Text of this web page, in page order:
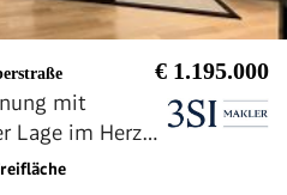
€ 1.195.000
mit
Lage im Herzen